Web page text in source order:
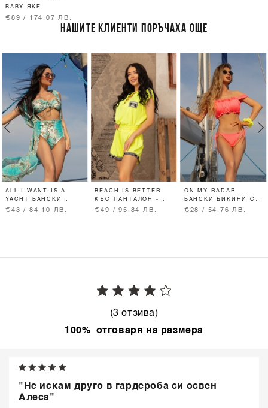
BABY ЯКЕ
€89 / 174.07 ЛВ.
НАШИТЕ КЛИЕНТИ ПОРЪЧАХА ОЩЕ
ALL I WANT IS A
YACHT БАНСКИ
БИКИНИ С ВИСОКА
€43 / 84.10 ЛВ.
BEACH IS BETTER
КЪС ПАНТАЛОН -
ЖЪЛТ НЕОН
€49 / 95.84 ЛВ.
ON MY RADAR
БАНСКИ БИКИНИ С
НИСКА ТАЛИЯ -
€28 / 54.76 ЛВ.
(3 отзива)
100% отговаря на размера
"Не искам друго в гардероба си освен
Алеса"